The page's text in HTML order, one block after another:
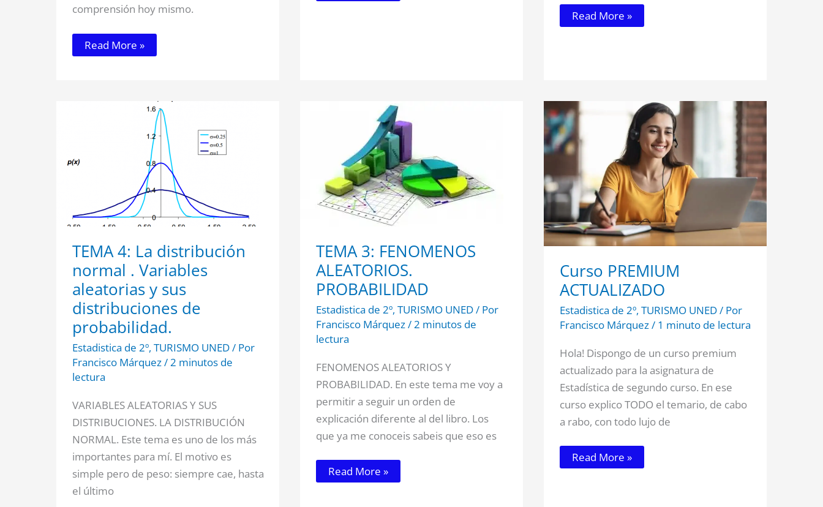
comprensión hoy mismo.
Read More »
Read More »
TEMA 4: La distribución
normal . Variables
aleatorias y sus
distribuciones de
probabilidad.
Estadistica de 2º, TURISMO UNED/ Por
Francisco Márquez/ 2 minutos de
lectura
VARIABLES ALEATORIAS Y SUS
DISTRIBUCIONES. LA DISTRIBUCIÓN
NORMAL. Este tema es uno de los más
importantes para mí. El motivo es
simple pero de peso: siempre cae, hasta
el último
distribuciones
de
probabilidad.
TEMA 3: FENOMENOS
ALEATORIOS.
PROBABILIDAD
Estadistica de 2º, TURISMO UNED/ Por
Francisco Márquez/ 2 minutos de
lectura
FENOMENOS ALEATORIOS Y
PROBABILIDAD. En este tema me voy a
permitir a seguir un orden de
explicación diferente al del libro. Los
que ya me conoceis sabeis que eso es
FENOMENOS
ALEATORIOS.
PROBABILIDAD
Read More »
Curso PREMIUM
ACTUALIZADO
Estadistica de 2º, TURISMO UNED/ Por
Francisco Márquez/ 1 minuto de lectura
Hola! Dispongo de un curso premium
actualizado para la asignatura de
Estadística de segundo curso. En ese
curso explico TODO el temario, de cabo
a rabo, con todo lujo de
Curso
PREMIUM
ACTUALIZADO
Read More »